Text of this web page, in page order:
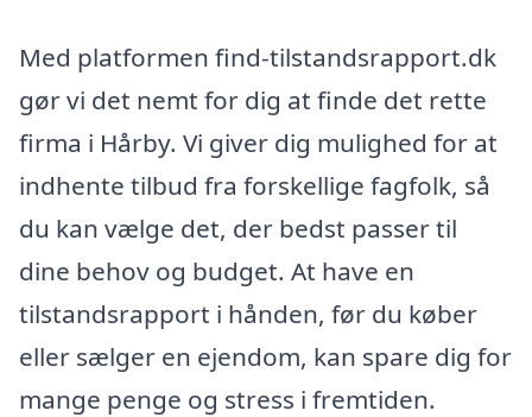
Med platformen find-tilstandsrapport.dk
gør vi det nemt for dig at finde det rette
firma i Hårby. Vi giver dig mulighed for at
indhente tilbud fra forskellige fagfolk, så
du kan vælge det, der bedst passer til
dine behov og budget. At have en
tilstandsrapport i hånden, før du køber
eller sælger en ejendom, kan spare dig for
mange penge og stress i fremtiden.